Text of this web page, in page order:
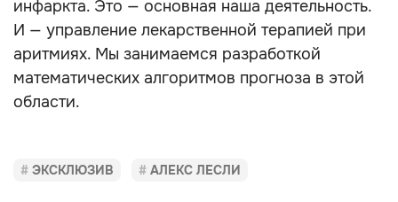
инфаркта. Это — основная наша деятельность.
И — управление лекарственной терапией при
аритмиях. Мы занимаемся разработкой
математических алгоритмов прогноза в этой
области.
ЭКСКЛЮЗИВ АЛЕКС ЛЕСЛИ